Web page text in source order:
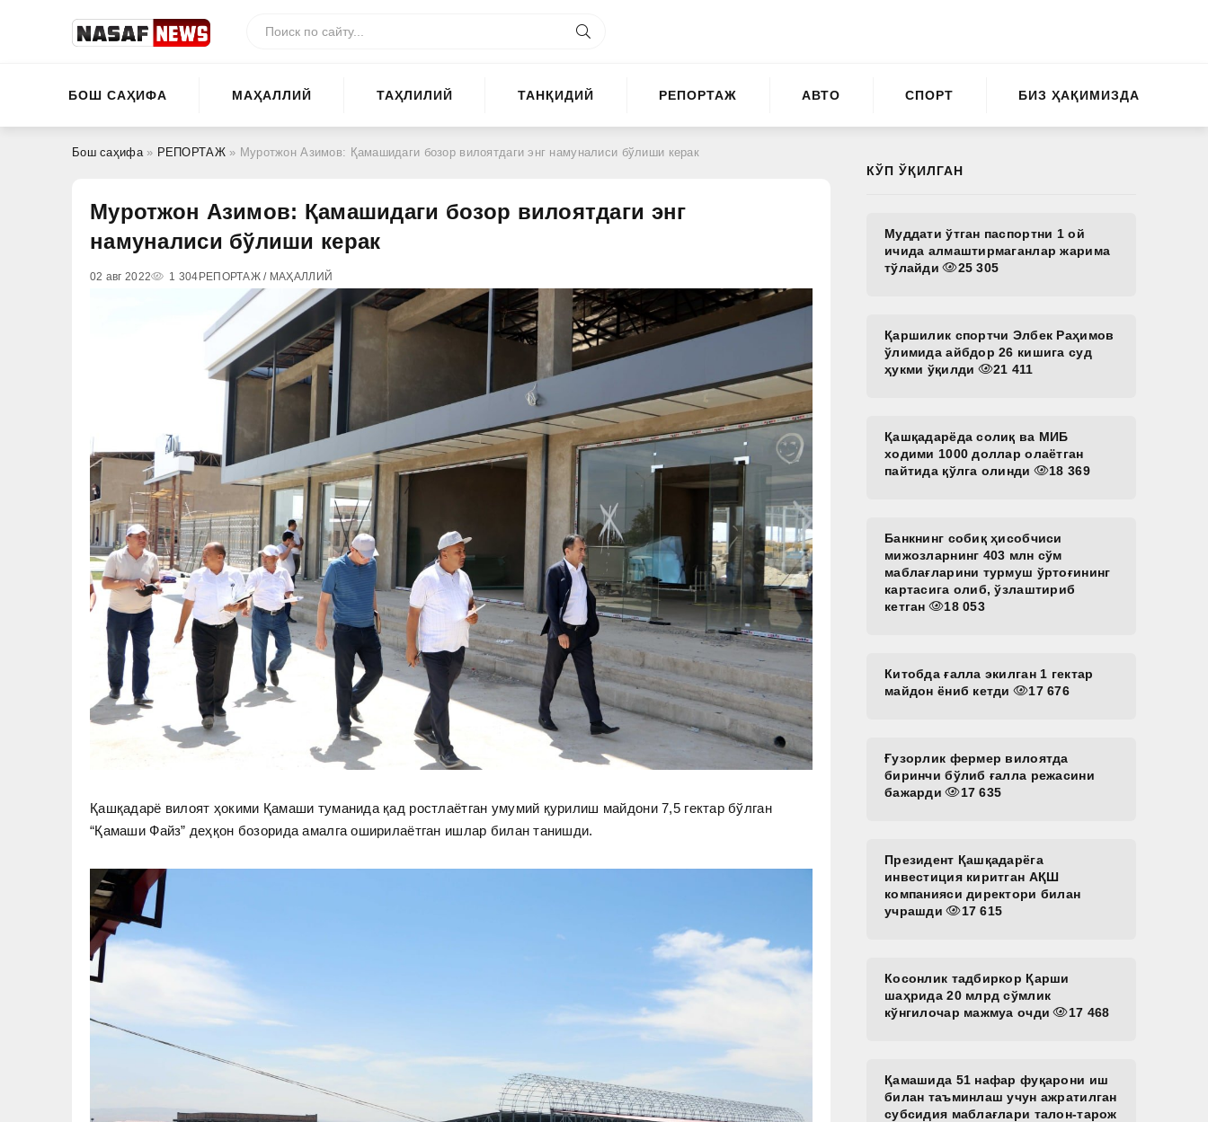
БОШ САҲИФА МАҲАЛЛИЙ ТАҲЛИЛИЙ ТАНҚИДИЙ РЕПОРТАЖ АВТО СПОРТ БИЗ ҲАҚИМИЗДА
Бош саҳифа» РЕПОРТАЖ» Муротжон Азимов: Қамашидаги бозор вилоятдаги энг намуналиси бўлиши керак
Муротжон Азимов: Қамашидаги бозор вилоятдаги энг
намуналиси бўлиши керак
02 авг 2022 1 304 РЕПОРТАЖ / МАҲАЛЛИЙ
Қашқадарё вилоят ҳокими Қамаши туманида қад ростлаётган умумий қурилиш майдони 7,5 гектар бўлган
“Қамаши Файз” деҳқон бозорида амалга оширилаётган ишлар билан танишди.
КЎП ЎҚИЛГАН
Муддати ўтган паспортни 1 ой
ичида алмаштирмаганлар жарима
тўлайди
25 305
Қаршилик спортчи Элбек Раҳимов
ўлимида айбдор 26 кишига суд
ҳукми ўқилди
21 411
Қашқадарёда солиқ ва МИБ
ходими 1000 доллар олаётган
пайтида қўлга олинди
18 369
Банкнинг собиқ ҳисобчиси
мижозларнинг 403 млн сўм
маблағларини турмуш ўртоғининг
картасига олиб, ўзлаштириб
кетган
18 053
Китобда ғалла экилган 1 гектар
майдон ёниб кетди
17 676
Ғузорлик фермер вилоятда
биринчи бўлиб ғалла режасини
бажарди
17 635
Президент Қашқадарёга
инвестиция киритган АҚШ
компанияси директори билан
учрашди
17 615
Косонлик тадбиркор Қарши
шаҳрида 20 млрд сўмлик
кўнгилочар мажмуа очди
17 468
Қамашида 51 нафар фуқарони иш
билан таъминлаш учун ажратилган
субсидия маблағлари талон-тарож